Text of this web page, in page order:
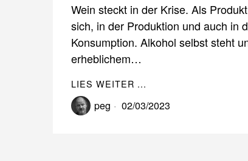
Wein steckt in der Krise. Als
sich, in der Produktion und auch in
Konsumption. Alkohol selbst steht
erheblichem…
LIES WEITER ...
peg 02/03/2023